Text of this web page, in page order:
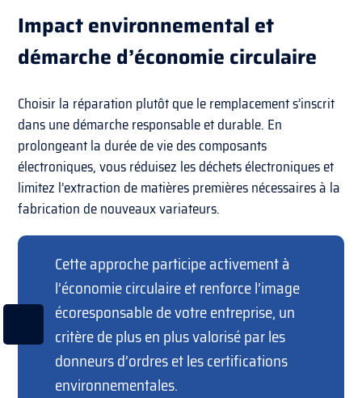
Impact environnemental et
démarche d’économie circulaire
Choisir la réparation plutôt que le remplacement s’inscrit
dans une démarche responsable et durable. En
prolongeant la durée de vie des composants
électroniques, vous réduisez les déchets électroniques et
limitez l’extraction de matières premières nécessaires à la
fabrication de nouveaux variateurs.
Cette approche participe activement à
l’économie circulaire et renforce l’image
écoresponsable de votre entreprise, un
critère de plus en plus valorisé par les
donneurs d’ordres et les certifications
environnementales.